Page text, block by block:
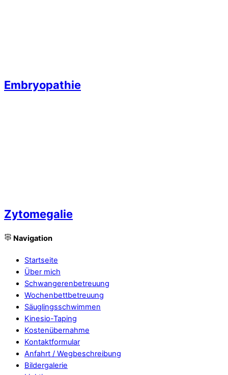
Embryopathie
Zytomegalie
Navigation
Startseite
Über mich
Schwangerenbetreuung
Wochenbettbetreuung
Säuglingsschwimmen
Kinesio-Taping
Kostenübernahme
Kontaktformular
Anfahrt / Wegbeschreibung
Bildergalerie